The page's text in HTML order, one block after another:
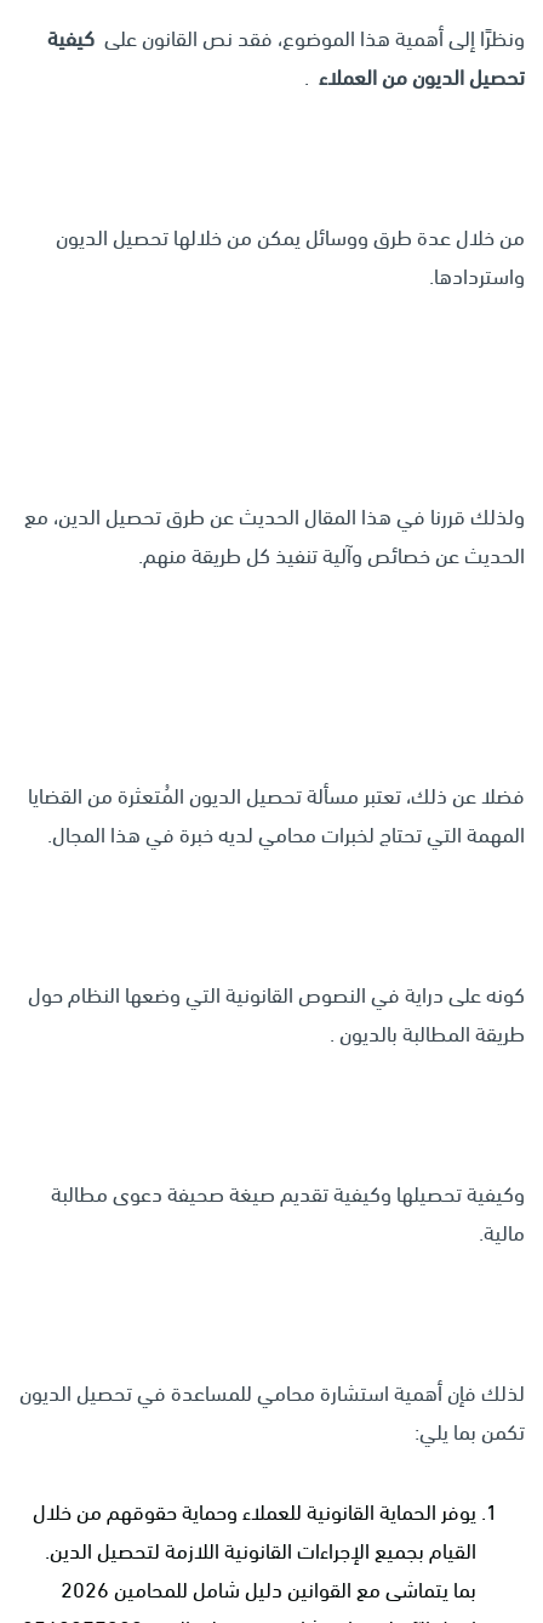
ونظرًا إلى أهمية هذا الموضوع، فقد نص القانون على كيفية
تحصيل الديون من العملاء .
من خلال عدة طرق ووسائل يمكن من خلالها تحصيل الديون
واستردادها.
ولذلك قررنا في هذا المقال الحديث عن طرق تحصيل الدين، مع
الحديث عن خصائص وآلية تنفيذ كل طريقة منهم.
فضلا عن ذلك، تعتبر مسألة تحصيل الديون المُتعثرة من القضايا
المهمة التي تحتاج لخبرات محامي لديه خبرة في هذا المجال.
كونه على دراية في النصوص القانونية التي وضعها النظام حول
طريقة المطالبة بالديون .
وكيفية تحصيلها وكيفية تقديم صيغة صحيفة دعوى مطالبة
مالية.
لذلك فإن أهمية استشارة محامي للمساعدة في تحصيل الديون
تكمن بما يلي:
يوفر الحماية القانونية للعملاء وحماية حقوقهم من خلال
القيام بجميع الإجراءات القانونية اللازمة لتحصيل الدين.
بما يتماشى مع القوانين دليل شامل للمحامين 2026